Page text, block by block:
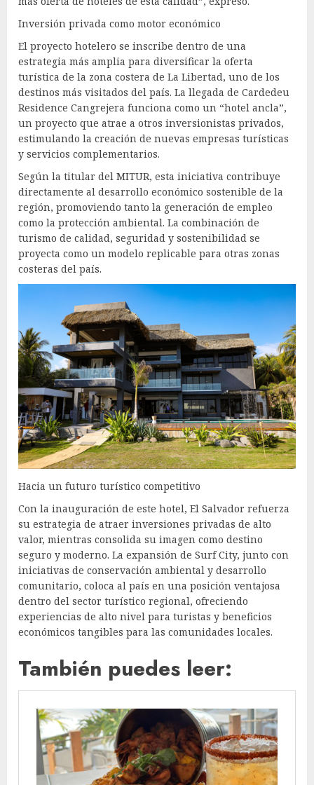
Inversión privada como motor económico
El proyecto hotelero se inscribe dentro de una
estrategia más amplia para diversificar la oferta
turística de la zona costera de La Libertad, uno de los
destinos más visitados del país. La llegada de Cardedeu
Residence Cangrejera funciona como un “hotel ancla”,
un proyecto que atrae a otros inversionistas privados,
estimulando la creación de nuevas empresas turísticas
y servicios complementarios.
Según la titular del MITUR, esta iniciativa contribuye
directamente al desarrollo económico sostenible de la
región, promoviendo tanto la generación de empleo
como la protección ambiental. La combinación de
turismo de calidad, seguridad y sostenibilidad se
proyecta como un modelo replicable para otras zonas
costeras del país.
Hacia un futuro turístico competitivo
Con la inauguración de este hotel, El Salvador refuerza
su estrategia de atraer inversiones privadas de alto
valor, mientras consolida su imagen como destino
seguro y moderno. La expansión de Surf City, junto con
iniciativas de conservación ambiental y desarrollo
comunitario, coloca al país en una posición ventajosa
dentro del sector turístico regional, ofreciendo
experiencias de alto nivel para turistas y beneficios
económicos tangibles para las comunidades locales.
También puedes leer: